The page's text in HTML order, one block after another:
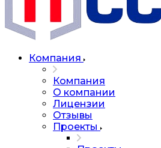
Компания
Компания
О компании
Лицензии
Отзывы
Проекты